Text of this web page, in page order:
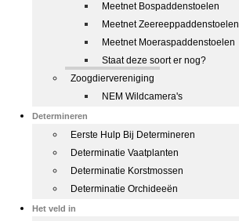
Meetnet Bospaddenstoelen
Meetnet Zeereeppaddenstoelen
Meetnet Moeraspaddenstoelen
Staat deze soort er nog?
Zoogdiervereniging
NEM Wildcamera's
Determineren
Eerste Hulp Bij Determineren
Determinatie Vaatplanten
Determinatie Korstmossen
Determinatie Orchideeën
Het veld in